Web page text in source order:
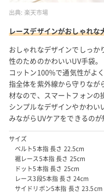
出典: 楽天市場
レースデザインがおしゃれな
おしゃれなデザインでしっか
性のためのかわいいUV手袋。
コットン100%で通気性がよ
指全体を紫外線から守りなが
材なので、スマートフォンの
シンプルなデザインやかわい
みながらUVケアをできるのが
サイズ
ベルト5本指 長さ 22.5cm
裾レース5本指 長さ 25cm
ドット5本指 長さ 25cm
レース3段5本指 長さ 24cm
サイドリボン5本指 長さ 23.5cm